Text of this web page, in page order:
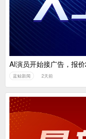
AI演员开始接广告，报
蓝鲸新闻 2天前